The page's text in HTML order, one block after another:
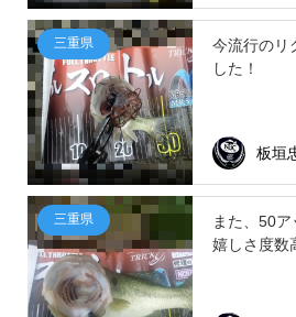
三重県
今流行のリ
した！
板垣
三重県
また、50
嬉しさ度数